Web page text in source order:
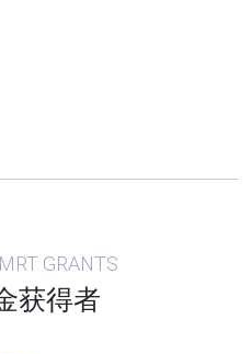
GRANTS
获得者